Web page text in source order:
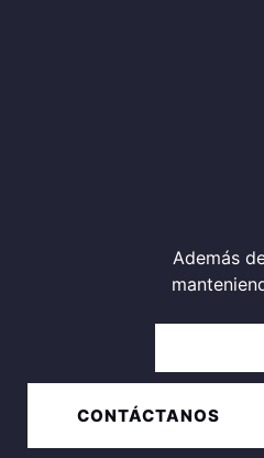
Además
CONTÁCTANOS